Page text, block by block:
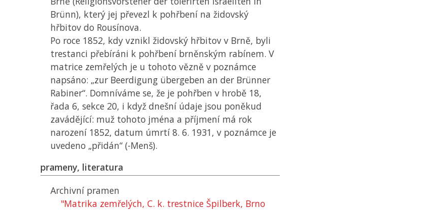
Brünn), který jej převezl k pohřbení na židovský
hřbitov do Rousínova.
Po roce 1852, kdy vznikl židovský hřbitov v Brně, byli
trestanci přebíráni k pohřbení brněnským rabínem. V
matrice zemřelých je u tohoto vězně v poznámce
napsáno: „zur Beerdigung übergeben an der Brünner
Rabiner“. Domníváme se, že je pohřben v hrobě 18,
řada 6, sekce 20, i když dnešní údaje jsou poněkud
zavádějící: muž tohoto jména a příjmení má rok
narození 1852, datum úmrtí 8. 6. 1931, v poznámce je
uvedeno „přidán“ (-Menš).
prameny, literatura
Archivní pramen
"Matrika zemřelých, C. k. trestnice Špilberk, Brno